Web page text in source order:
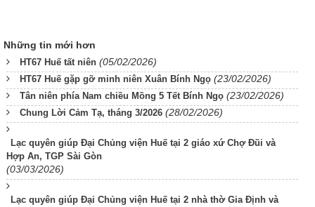
Những tin mới hơn
HT67 Huế tất niên (05/02/2026)
HT67 Huế gặp gỡ minh niên Xuân Bính Ngọ (23/02/2026)
Tân niên phía Nam chiều Mồng 5 Tết Bính Ngọ (23/02/2026)
Chung Lời Cảm Tạ, tháng 3/2026 (28/02/2026)
Lạc quyên giúp Đại Chủng viện Huế tại 2 giáo xứ Chợ Đũi và
Hợp An, TGP Sài Gòn
(03/03/2026)
Lạc quyên giúp Đại Chủng viện Huế tại 2 nhà thờ Gia Định và